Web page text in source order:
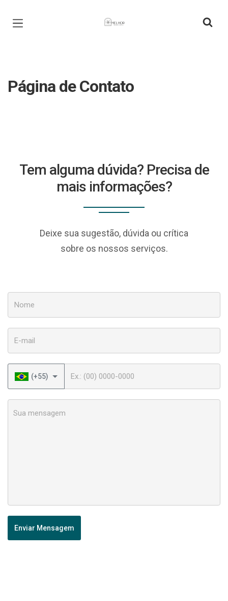
Página inicial
Página de Contato
Tem alguma dúvida? Precisa de
mais informações?
Deixe sua sugestão, dúvida ou crítica
sobre os nossos serviços.
(+55)
Enviar Mensagem